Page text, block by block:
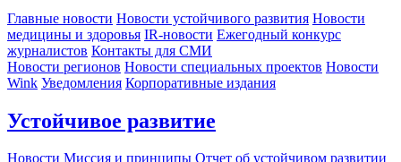
Главные новости Новости устойчивого развития Новости
медицины и здоровья IR-новости Ежегодный конкурс
журналистов Контакты для СМИ
Новости регионов Новости специальных проектов Новости
Wink Уведомления Корпоративные издания
Устойчивое развитие
Новости Миссия и принципы Отчет об устойчивом развитии